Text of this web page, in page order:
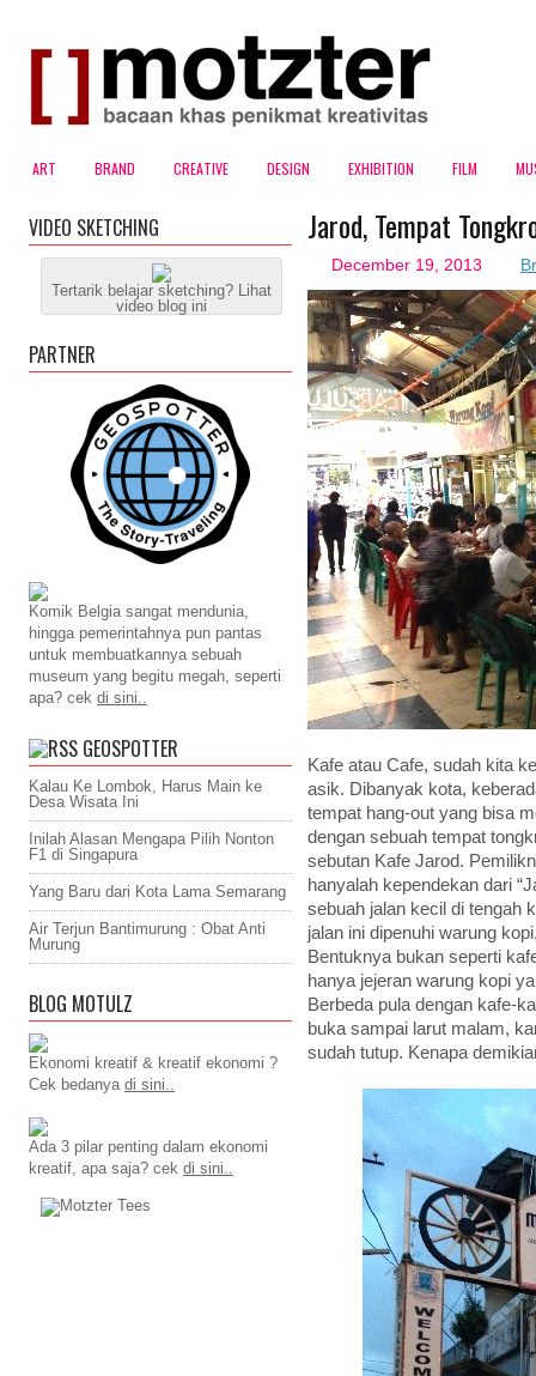
ART BRAND CREATIVE DESIGN EXHIBITION FILM
Jarod, Tempat
December 19, 2013
Kafe atau Cafe, sudah kita
asik. Dibanyak kota,
tempat hang-out yang bisa
dengan sebuah tempat
sebutan Kafe Jarod.
hanyalah kependekan dari
sebuah jalan kecil di tengah
jalan ini dipenuhi warung
Bentuknya bukan seperti
hanya jejeran warung kopi
Berbeda pula dengan kafe-
buka sampai larut malam,
sudah tutup. Kenapa
VIDEO SKETCHING
Tertarik belajar sketching? Lihat
video blog ini
PARTNER
Komik Belgia sangat mendunia,
hingga pemerintahnya pun pantas
untuk membuatkannya sebuah
museum yang begitu megah, seperti
apa? cek di sini..
GEOSPOTTER
Kalau Ke Lombok, Harus Main ke
Desa Wisata Ini
Inilah Alasan Mengapa Pilih Nonton
F1 di Singapura
Yang Baru dari Kota Lama Semarang
Air Terjun Bantimurung : Obat Anti
Murung
BLOG MOTULZ
Ekonomi kreatif & kreatif ekonomi ?
Cek bedanya di sini..
Ada 3 pilar penting dalam ekonomi
kreatif, apa saja? cek di sini..